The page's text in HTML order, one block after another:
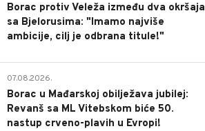
Borac protiv Veleža između dva okršaja
sa Bjelorusima: "Imamo najviše
ambicije, cilj je odbrana titule!"
07.08.2026.
Borac u Mađarskoj obilježava jubilej:
Revanš sa ML Vitebskom biće 50.
nastup crveno-plavih u Evropi!